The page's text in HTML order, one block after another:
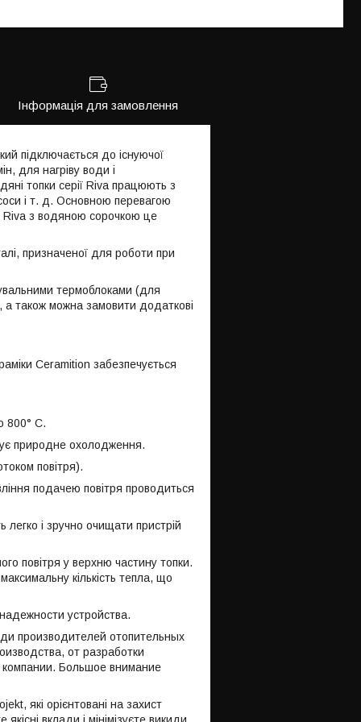
Інформація для замовлення
підключається до існуючої
для нагріву води і
топки серії Riva працюють з
і т. д. Основною перевагою
Riva з водяною сорочкою це
призначеної для роботи при
термоблоками (для
а також можна замовити додаткові
Ceramition забезпечується
800° C.
природне охолодження.
повітря).
подачею повітря проводиться
і зручно очищати пристрій
повітря у верхню частину топки.
кількість тепла, що
устройства.
производителей отопительных
от разработки
компании. Большое внимание
які орієнтовані на захист
вклади і мінімізуєте викиди